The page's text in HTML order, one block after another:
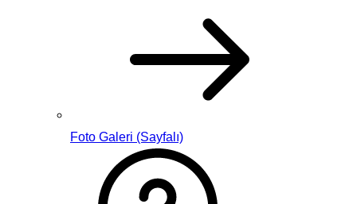
Foto Galeri (Sayfalı)